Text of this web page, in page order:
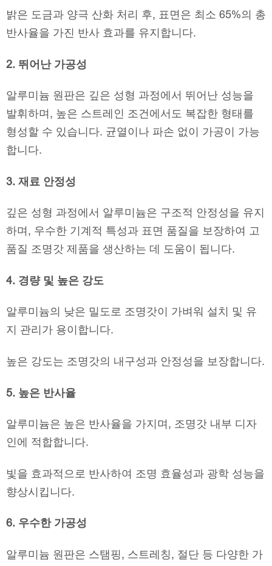
밝은 도금과 양극 산화 처리 후, 표면은 최소 65%의 총
반사율을 가진 반사 효과를 유지합니다.
2. 뛰어난 가공성
알루미늄 원판은 깊은 성형 과정에서 뛰어난 성능을
발휘하며, 높은 스트레인 조건에서도 복잡한 형태를
형성할 수 있습니다. 균열이나 파손 없이 가공이 가능
합니다.
3. 재료 안정성
깊은 성형 과정에서 알루미늄은 구조적 안정성을 유지
하며, 우수한 기계적 특성과 표면 품질을 보장하여 고
품질 조명갓 제품을 생산하는 데 도움이 됩니다.
4. 경량 및 높은 강도
알루미늄의 낮은 밀도로 조명갓이 가벼워 설치 및 유
지 관리가 용이합니다.
높은 강도는 조명갓의 내구성과 안정성을 보장합니다.
5. 높은 반사율
알루미늄은 높은 반사율을 가지며, 조명갓 내부 디자
인에 적합합니다.
빛을 효과적으로 반사하여 조명 효율성과 광학 성능을
향상시킵니다.
6. 우수한 가공성
알루미늄 원판은 스탬핑, 스트레칭, 절단 등 다양한 가